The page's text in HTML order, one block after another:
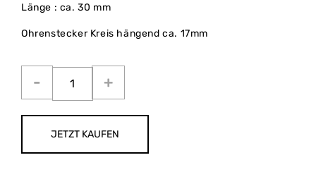
Länge : ca. 30 mm
Ohrenstecker Kreis hängend ca. 17mm
JETZT KAUFEN